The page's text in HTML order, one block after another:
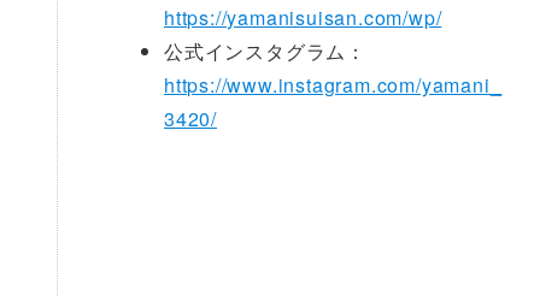
https://yamanisuisan.com/wp/
公式インスタグラム：
https://www.instagram.com/yamani_
3420/